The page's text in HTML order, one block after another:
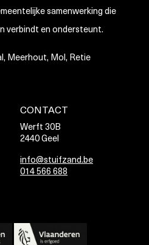
samenwerking die
verbindt en ondersteunt.
Meerhout, Mol, Retie
CONTACT
Werft 30B
2440 Geel
info@stuifzand.be
014 566 688